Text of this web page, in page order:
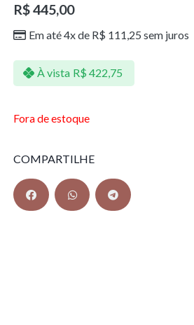
R$445,00
Em até 4x de R$ 111,25 sem juros
À vista R$ 422,75
Fora de estoque
COMPARTILHE